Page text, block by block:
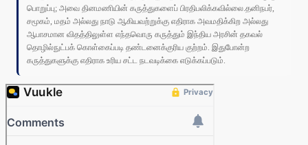
பொறுப்பு; அவை தினமணியின் கருத்துகளைப் பிரதிபலிக்கவில்லை.தனிநபர்,
சமூகம், மதம் அல்லது நாடு ஆகியவற்றுக்கு எதிராக அவமதிக்கிற அல்லது
ஆபாசமான விதத்திலுள்ள எந்தவொரு கருத்தும் இந்திய அரசின் தகவல்
தொழில்நுட்பக் கொள்கைப்படி தண்டனைக்குரிய குற்றம். இதுபோன்ற
கருத்துகளுக்கு எதிராக உரிய சட்ட நடவடிக்கை எடுக்கப்படும்.